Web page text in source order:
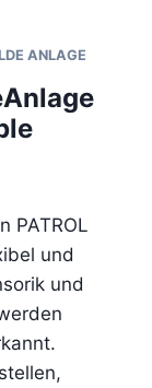
ANLAGE
PATROL
und
und